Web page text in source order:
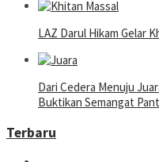
LAZ Darul Hikam Gelar
Dari Cedera Menuju
Buktikan Semangat
Terbaru